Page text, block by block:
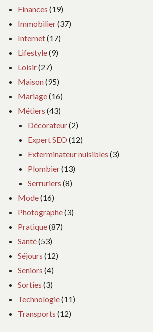
Finances (19)
Immobilier(37)
Internet(17)
Lifestyle(9)
Loisir(27)
Maison(95)
Mariage(16)
Métiers (43)
Décorateur(2)
Expert SEO (12)
Exterminateur nuisibles (3)
Plombier(13)
Serruriers (8)
Mode(16)
Photographe(3)
Pratique(87)
Santé(53)
Séjours (12)
Seniors (4)
Sorties (3)
Technologie(11)
Transports (12)